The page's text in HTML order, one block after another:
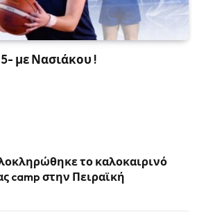
με Νασιάκου !
το καλοκαιρινό
camp στην Πειραϊκή